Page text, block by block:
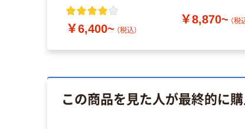
ツ 609
￥6,400~ （税込）
￥8,870~ （税
この商品を見た人が最終的に